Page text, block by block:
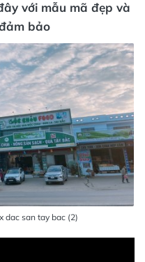
với mẫu mã đẹp và
bảo
dac san tay bac (2)